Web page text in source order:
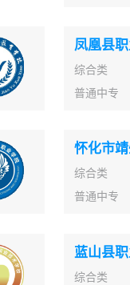
凤凰县
综合类
普通中专
怀化市
综合类
普通中专
蓝山县
综合类